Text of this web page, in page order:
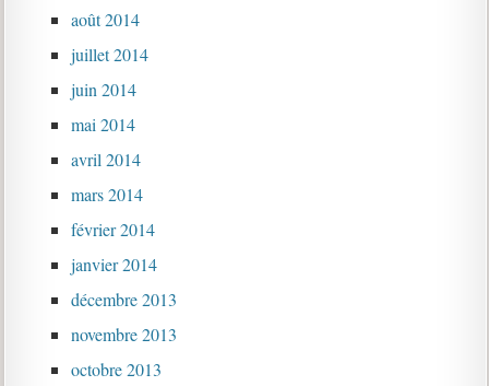
août 2014
juillet 2014
juin 2014
mai 2014
avril 2014
mars 2014
février 2014
janvier 2014
décembre 2013
novembre 2013
octobre 2013